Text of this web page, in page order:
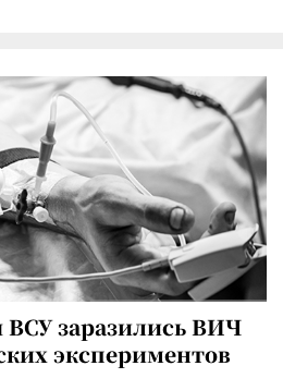
заразились ВИЧ
экспериментов